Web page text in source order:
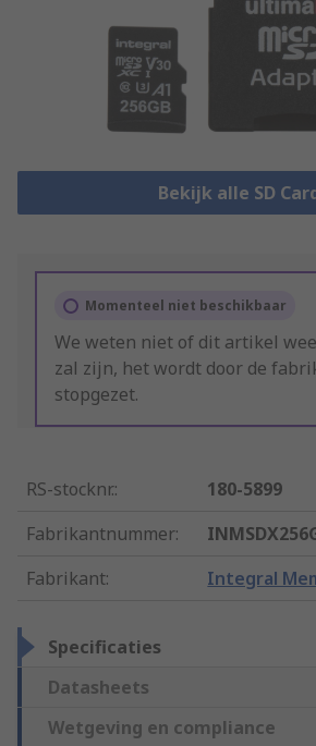
Bekijk alle SD
Momenteel niet beschikbaar
We weten niet of dit artikel
zal zijn, het wordt door de
stopgezet.
RS-stocknr.:
180-5899
Fabrikantnummer:
Fabrikant: Integral
Specificaties
Datasheets
Wetgeving en compliance